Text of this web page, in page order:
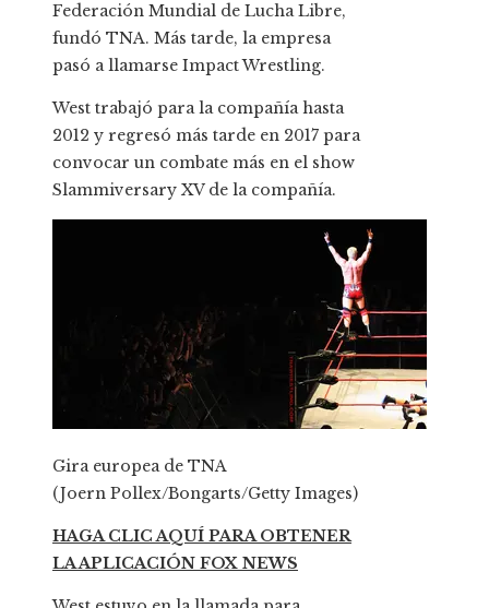
Federación Mundial de Lucha Libre,
fundó TNA. Más tarde, la empresa
pasó a llamarse Impact Wrestling.
West trabajó para la compañía hasta
2012 y regresó más tarde en 2017 para
convocar un combate más en el show
Slammiversary XV de la compañía.
Gira europea de TNA
(Joern Pollex/Bongarts/Getty Images)
HAGA CLIC AQUÍ PARA OBTENER
LA APLICACIÓN FOX NEWS